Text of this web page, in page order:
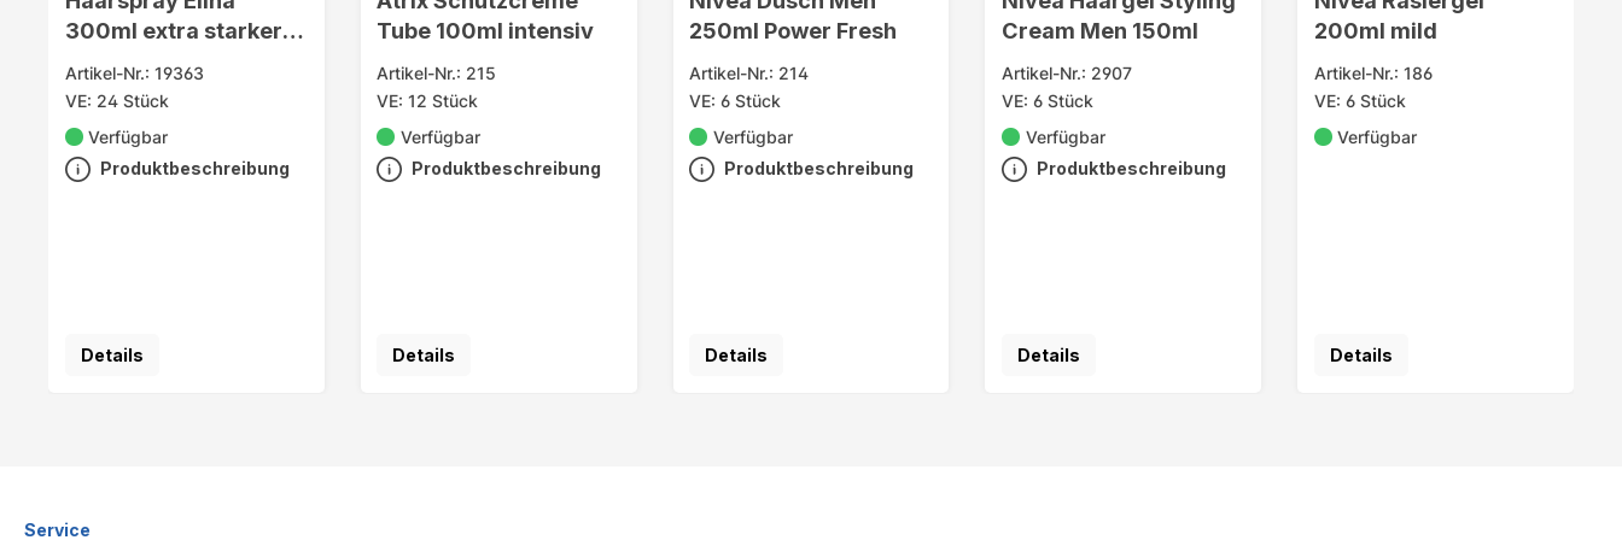
300ml extra starker
Halt
Artikel-Nr.: 19363
VE: 24 Stück
Verfügbar
Produktbeschreibung
Details
Tube 100ml intensiv
Artikel-Nr.: 215
VE: 12 Stück
Verfügbar
Produktbeschreibung
Details
250ml Power Fresh
Artikel-Nr.: 214
VE: 6 Stück
Verfügbar
Produktbeschreibung
Details
Cream Men 150ml
Artikel-Nr.: 2907
VE: 6 Stück
Verfügbar
Produktbeschreibung
Details
200ml mild
Artikel-Nr.: 186
VE: 6 Stück
Verfügbar
Details
Service